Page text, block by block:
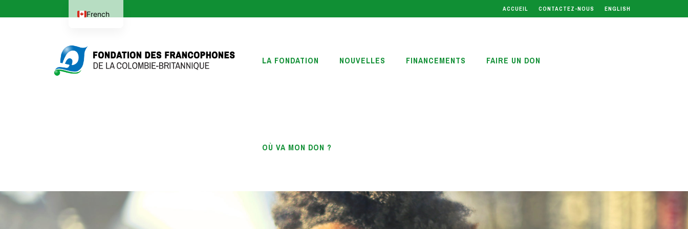
ACCUEIL CONTACTEZ-NOUS ENGLISH
LA FONDATION NOUVELLES FINANCEMENTS FAIRE UN DON
OÙ VA MON DON ?
French